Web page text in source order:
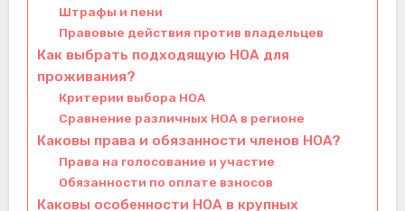
Штрафы и пени
Правовые действия против владельцев
Как выбрать подходящую HOA для
проживания?
Критерии выбора HOA
Сравнение различных HOA в регионе
Каковы права и обязанности членов HOA?
Права на голосование и участие
Обязанности по оплате взносов
Каковы особенности HOA в крупных